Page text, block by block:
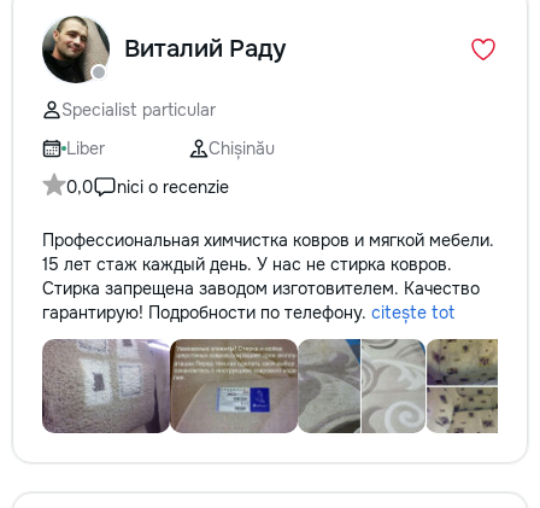
Виталий Раду
Specialist particular
Liber
Chișinău
0,0
nici o recenzie
Профессиональная химчистка ковров и мягкой мебели.
15 лет стаж каждый день. У нас не стирка ковров.
Стирка запрещена заводом изготовителем. Качество
гарантирую! Подробности по телефону. citește tot